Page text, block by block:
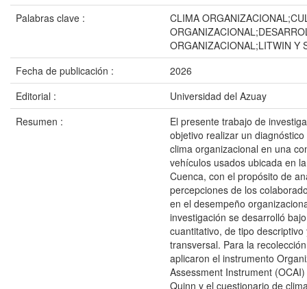
Palabras clave :
CLIMA
ORGANIZACIONAL;LITWIN Y
Fecha de publicación :
2026
Editorial :
Universidad del Azuay
Resumen :
El presente trabajo de
objetivo realizar un
clima organizacional en una
vehículos usados ubicada en
Cuenca, con el propósito de
percepciones de los
en el desempeño
investigación se desarrolló
cuantitativo, de tipo descriptivo
transversal. Para la
aplicaron el instrumento
Assessment Instrument
Quinn y el cuestionario de